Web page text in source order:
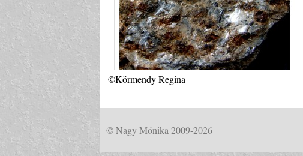
©Körmendy Regina
© Nagy Mónika 2009-2026